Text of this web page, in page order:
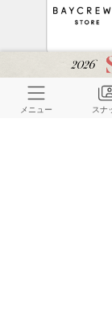
メニュー スナ